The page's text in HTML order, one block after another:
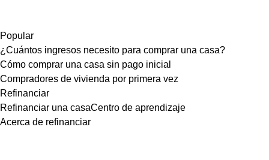
Popular
¿Cuántos ingresos necesito para comprar una casa?
Cómo comprar una casa sin pago inicial
Compradores de vivienda por primera vez
Refinanciar
Refinanciar una casaCentro de aprendizaje
Acerca de refinanciar